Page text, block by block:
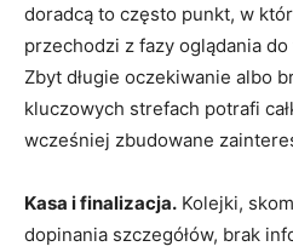
doradcą to często punkt, w
przechodzi z fazy oglądania do
Zbyt długie oczekiwanie albo
kluczowych strefach potrafi
wcześniej zbudowane
Kasa i finalizacja. Kolejki,
dopinania szczegółów, brak